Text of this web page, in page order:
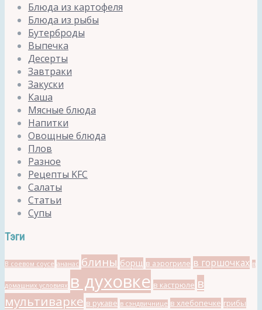
Блюда из картофеля
Блюда из рыбы
Бутерброды
Выпечка
Десерты
Завтраки
Закуски
Каша
Мясные блюда
Напитки
Овощные блюда
Плов
Разное
Рецепты KFC
Салаты
Статьи
Супы
Тэги
В соевом соусе ананас блины борщ в аэрогриле в горшочках в
домашних условиях в духовке в кастрюле в
мультиварке в рукаве в сэндвичнице в хлебопечке грибы